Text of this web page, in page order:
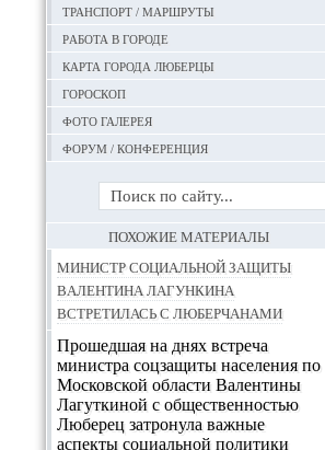
Транспорт / маршруты
Работа в городе
Карта города Люберцы
Гороскоп
Фото галерея
Форум / конференция
ПОХОЖИЕ МАТЕРИАЛЫ
Министр социальной защиты
Валентина Лагункина
встретилась с люберчанами
Прошедшая на днях встреча
министра соцзащиты населения по
Московской области Валентины
Лагуткиной с общественностью
Люберец затронула важные
аспекты социальной политики